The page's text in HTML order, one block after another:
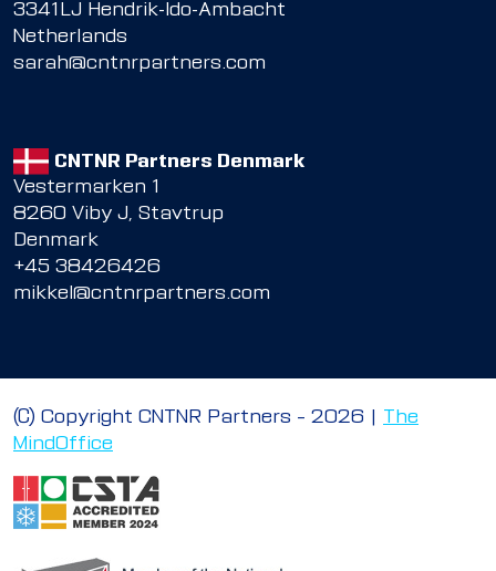
3341LJ Hendrik-Ido-Ambacht
Netherlands
sarah@cntnrpartners.com
CNTNR Partners Denmark
Vestermarken 1
8260 Viby J, Stavtrup
Denmark
+45 38426426
mikkel@cntnrpartners.com
© Copyright CNTNR Partners – 2026 |
The
MindOffice